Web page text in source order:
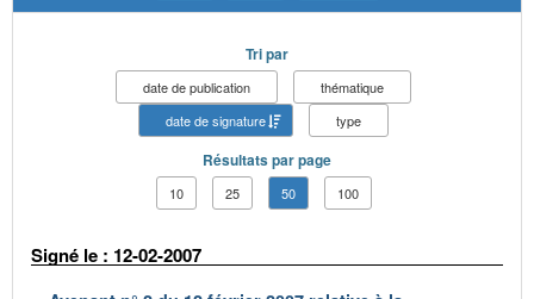
Tri par
date de publication
thématique
date de signature
type
Résultats par page
10 25 50 100
Signé le : 12-02-2007